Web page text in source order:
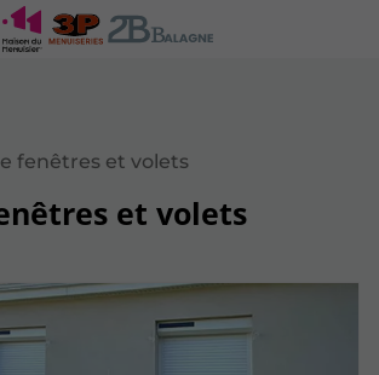
fenêtres et volets
et volets